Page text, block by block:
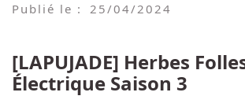
Publié le : 25/04/2024
[LAPUJADE] Herbes
Électrique Saison 3